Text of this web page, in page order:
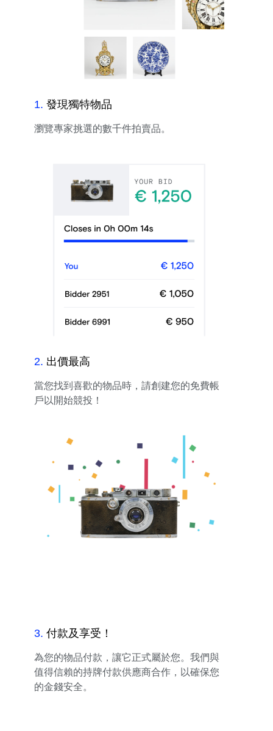
1. 發現獨特物品
瀏覽專家挑選的數千件拍賣品。
2. 出價最高
當您找到喜歡的物品時，請創建您的免費帳
戶以開始競投！
3. 付款及享受！
為您的物品付款，讓它正式屬於您。我們與
值得信賴的持牌付款供應商合作，以確保您
的金錢安全。